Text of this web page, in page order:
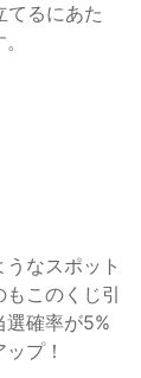
てるにあた
なスポット
このくじ引
選確率が5%
プ！